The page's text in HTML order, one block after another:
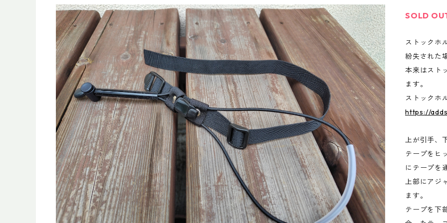
SOLD
ストックホ
紛失された
本来はスト
ます。
ストックホ
https://
上が引手、
テープをヒ
にテープを
上部にアジ
ます。
テープを下